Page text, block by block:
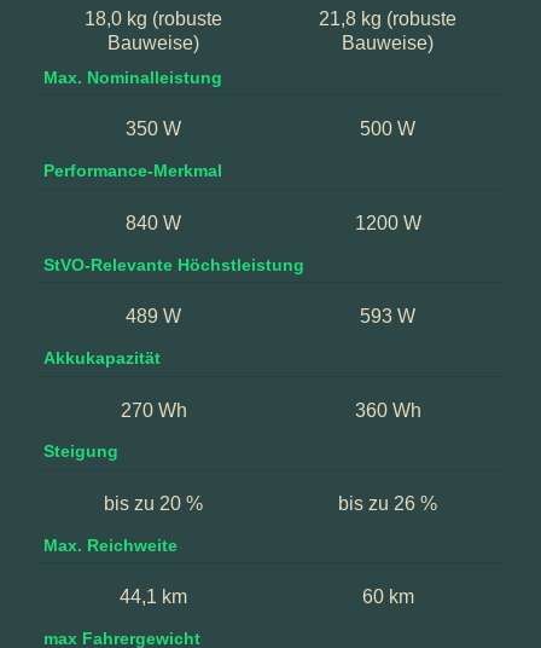
18,0 kg (robuste
Bauweise)
21,8 kg (robuste
Bauweise)
Max. Nominalleistung
350 W 500 W
Performance-Merkmal
840 W 1200 W
StVO-Relevante Höchstleistung
489 W 593 W
Akkukapazität
270 Wh 360 Wh
Steigung
bis zu 20 % bis zu 26 %
Max. Reichweite
44,1 km 60 km
max Fahrergewicht